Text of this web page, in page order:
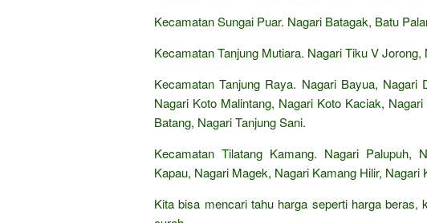
Kecamatan Sungai Puar. Nagari Batagak, Batu
Kecamatan Tanjung Mutiara. Nagari Tiku V
Kecamatan Tanjung Raya. Nagari Bayua,
Nagari Koto Malintang, Nagari Koto Kaciak,
Batang, Nagari Tanjung Sani.
Kecamatan Tilatang Kamang. Nagari Palupuh,
Kapau, Nagari Magek, Nagari Kamang Hilir, Nagari
Kita bisa mencari tahu harga seperti harga